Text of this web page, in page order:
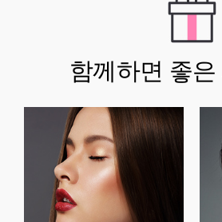
함께하면 좋은